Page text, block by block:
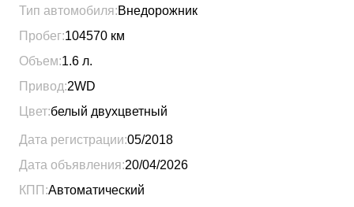
Тип автомобиля:Внедорожник
Пробег:104570 км
Объем:1.6 л.
Привод:2WD
Цвет:белый двухцветный
Дата регистрации:05/2018
Дата объявления:20/04/2026
КПП:Автоматический